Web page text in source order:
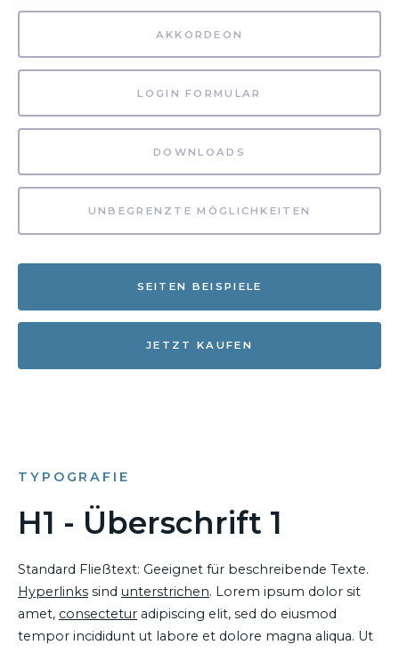
AKKORDEON
LOGIN FORMULAR
DOWNLOADS
UNBEGRENZTE MÖGLICHKEITEN
SEITEN BEISPIELE
JETZT KAUFEN
TYPOGRAFIE
H1 - Überschrift 1
Standard Fließtext: Geeignet für beschreibende Texte.
Hyperlinks sind unterstrichen. Lorem ipsum dolor sit
amet, consectetur adipiscing elit, sed do eiusmod
tempor incididunt ut labore et dolore magna aliqua. Ut